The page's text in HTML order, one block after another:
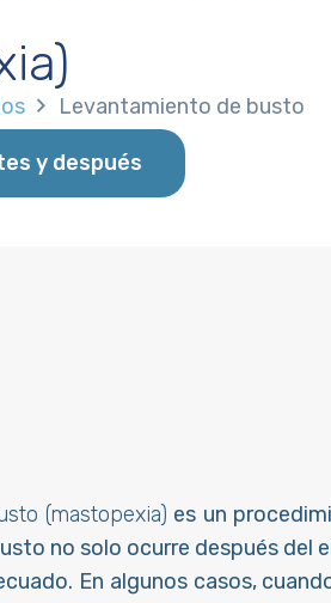
Levantamiento de busto
y después
(mastopexia) es un
no solo ocurre después
En algunos casos,